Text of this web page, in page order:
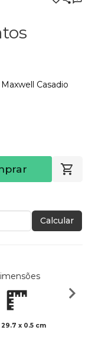
Maxwell Casadio
Calcular
29.7 x 0.5 cm